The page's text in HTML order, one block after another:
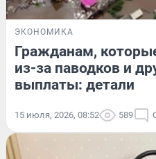
ЭКОНОМИКА
Гражданам,
из-за паводков и
выплаты: детали
15 июля, 2026, 08:52 589